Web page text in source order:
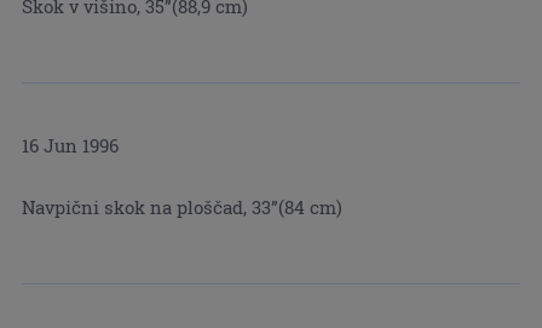
Skok v višino, 35”(88,9 cm)
16 Jun 1996
Navpični skok na ploščad, 33”(84 cm)